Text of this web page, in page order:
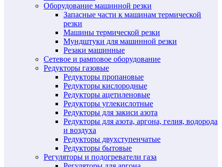
Оборудование машинной резки
Запасные части к машинам термической
резки
Машины термической резки
Мундштуки для машинной резки
Резаки машинные
Сетевое и рамповое оборудование
Редукторы газовые
Редукторы пропановые
Редукторы кислородные
Редукторы ацетиленовые
Редукторы углекислотные
Редукторы для закиси азота
Редукторы для азота, аргона, гелия, водорода
и воздуха
Редукторы двухступенчатые
Редукторы бытовые
Регуляторы и подогреватели газа